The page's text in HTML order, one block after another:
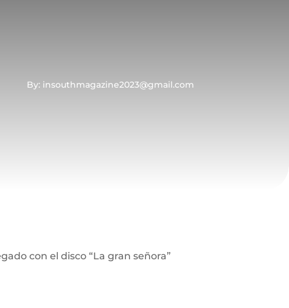
By: insouthmagazine2023@gmail.com
con el disco “La gran señora”